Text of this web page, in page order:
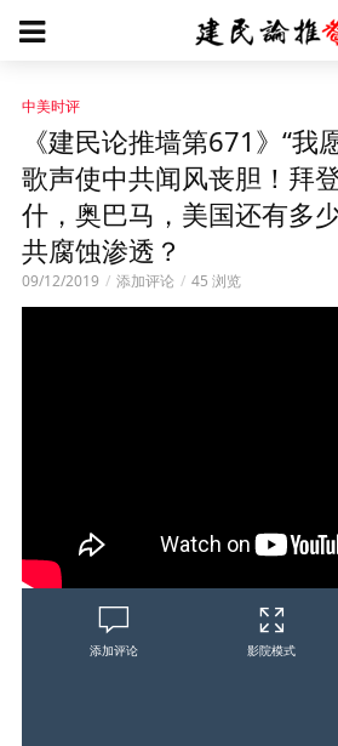
中美时评
《建民论推墙第671》“我
歌声使中共闻风丧胆！拜
什，奥巴马，美国还有多
共腐蚀渗透？
09/12/2019 添加评论 45 浏览
添加评论 影院模式